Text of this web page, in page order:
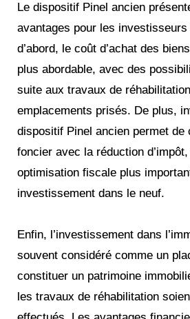
Le dispositif Pinel ancien
avantages pour les
d’abord, le coût d’achat des
plus abordable, avec des
suite aux travaux de
emplacements prisés. De plus,
dispositif Pinel ancien permet de
foncier avec la réduction
optimisation fiscale plus
investissement dans le neuf.
Enfin, l’investissement dans
souvent considéré comme un
constituer un patrimoine
les travaux de réhabilitation